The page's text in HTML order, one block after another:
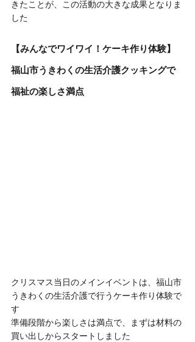
きたことが、この活動の大きな成果となりま
した
【みんなでワイワイ！ケーキ作り体験】
福山市うきわくの生活介護クッキングで
福祉の楽しさ満点
クリスマス当日のメインイベントは、福山市
うきわくの生活介護で行うケーキ作り体験で
す
準備段階から楽しさは満点で、まずは材料の
買い出しからスタートしました